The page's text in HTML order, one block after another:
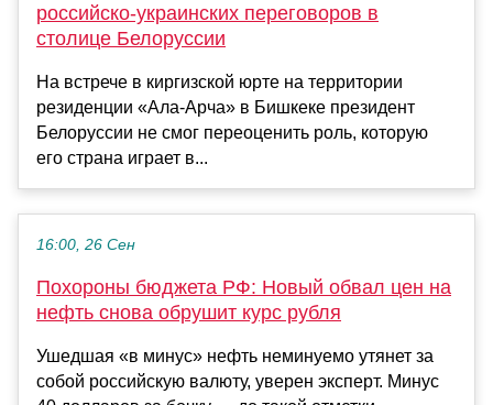
российско-украинских переговоров в
столице Белоруссии
На встрече в киргизской юрте на территории
резиденции «Ала-Арча» в Бишкеке президент
Белоруссии не смог переоценить роль, которую
его страна играет в...
16:00, 26 Сен
Похороны бюджета РФ: Новый обвал цен на
нефть снова обрушит курс рубля
Ушедшая «в минус» нефть неминуемо утянет за
собой российскую валюту, уверен эксперт. Минус